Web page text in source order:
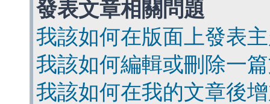
發表文章相關問題
我該如何在版面上發表
我該如何編輯或刪除一
我該如何在我的文章後